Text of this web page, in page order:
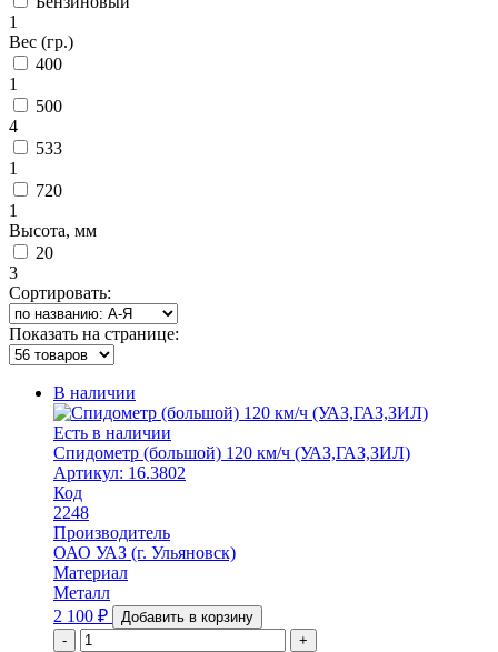
1
Вес (гр.)
400
1
500
4
533
1
720
1
Высота, мм
20
3
Сортировать:
Показать на странице:
В наличии
Есть в наличии
Спидометр (большой) 120 км/ч (УАЗ,ГАЗ,ЗИЛ)
Артикул: 16.3802
Код
2248
Производитель
ОАО УАЗ (г. Ульяновск)
Материал
Металл
2 100 ₽
Добавить в корзину
-
+